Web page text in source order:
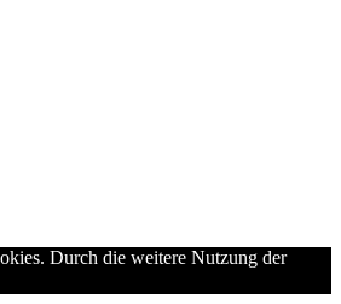
Durch die weitere Nutzung der